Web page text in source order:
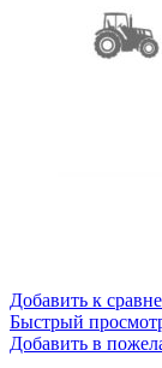
Добавить к
Быстрый
Добавить в